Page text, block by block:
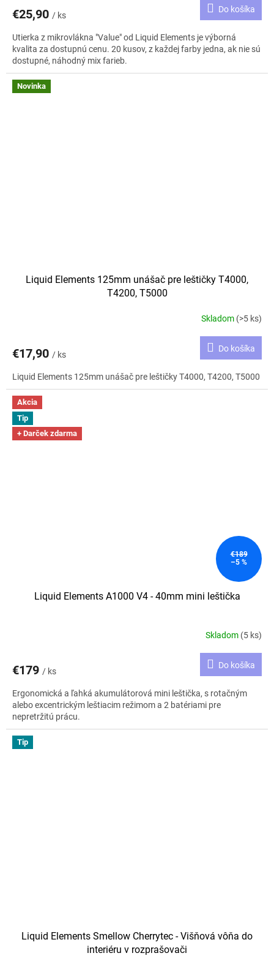
€25,90 / ks
Do košíka
Utierka z mikrovlákna "Value" od Liquid Elements je výborná
kvalita za dostupnú cenu. 20 kusov, z každej farby jedna, ak nie sú
dostupné, náhodný mix farieb.
Novinka
Liquid Elements 125mm unášač pre leštičky T4000,
T4200, T5000
Skladom (>5 ks)
€17,90 / ks
Do košíka
Liquid Elements 125mm unášač pre leštičky T4000, T4200, T5000
Akcia
Tip
+ Darček zdarma
€189
–5 %
Liquid Elements A1000 V4 - 40mm mini leštička
Skladom (5 ks)
€179 / ks
Do košíka
Ergonomická a ľahká akumulátorová mini leštička, s rotačným
alebo excentrickým leštiacim režimom a 2 batériami pre
nepretržitú prácu.
Tip
Liquid Elements Smellow Cherrytec - Višňová vôňa do
interiéru v rozprašovači